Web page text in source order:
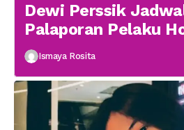
Dewi Perssik
Palaporan Pelaku
Medsos
Ismaya Rosita